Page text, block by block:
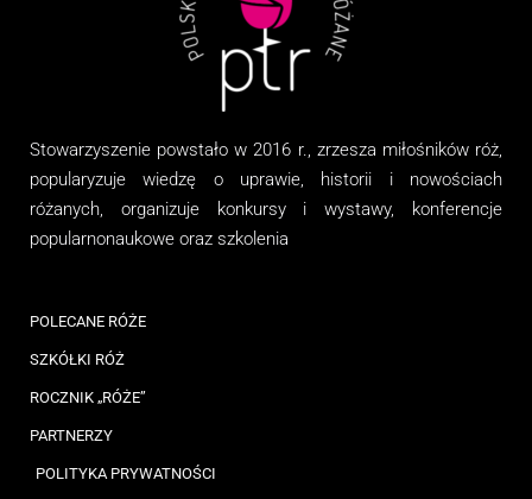
Stowarzyszenie powstało w 2016 r., zrzesza miłośników róż,
popularyzuje wiedzę o uprawie, historii i nowościach
różanych, organizujekonkursy i wystawy, konferencje
popularnonaukowe oraz szkolenia
POLECANE RÓŻE
SZKÓŁKI RÓŻ
ROCZNIK „RÓŻE”
PARTNERZY
POLITYKA PRYWATNOŚCI